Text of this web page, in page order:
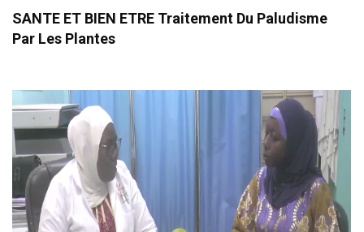
SANTE ET BIEN ETRE Traitement Du Paludisme
Par Les Plantes